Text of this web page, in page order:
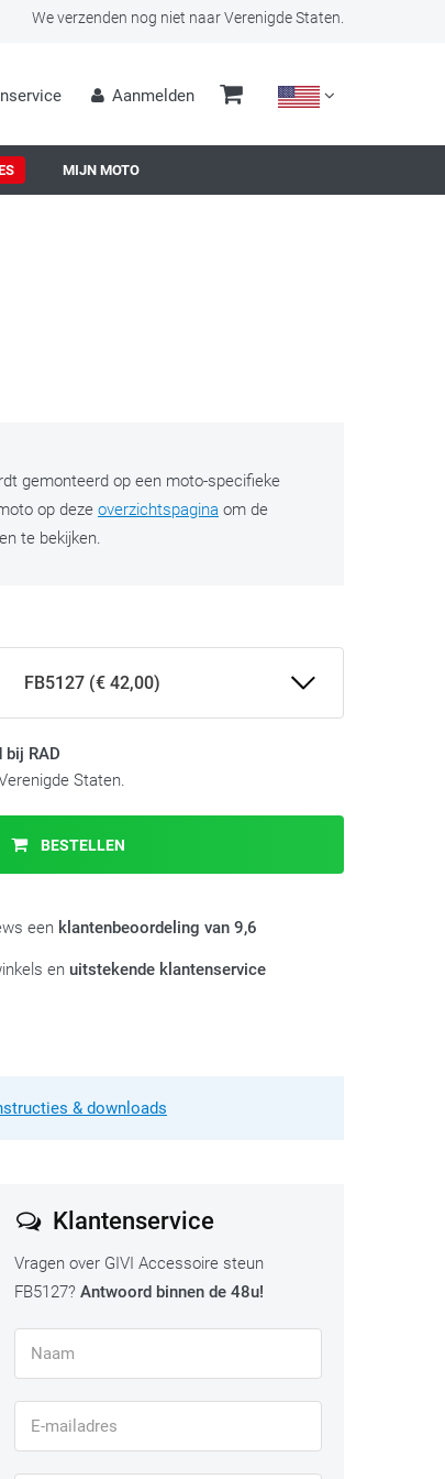
We verzenden nog niet naar Verenigde Staten.
Aanmelden
MIJN MOTO
gemonteerd op een moto-specifieke
op deze overzichtspagina om de
te bekijken.
FB5127 (€ 42,00)
RAD
Staten.
BESTELLEN
een klantenbeoordeling van 9,6
en uitstekende klantenservice
& downloads
Klantenservice
Vragen over GIVI Accessoire steun
FB5127? Antwoord binnen de 48u!